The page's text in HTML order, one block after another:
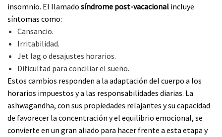
insomnio. El llamado síndrome post-vacacional incluye
síntomas como:
Cansancio.
Irritabilidad.
Jet lag o desajustes horarios.
Dificultad para conciliar el sueño.
Estos cambios responden a la adaptación del cuerpo a los
horarios impuestos y a las responsabilidades diarias. La
ashwagandha, con sus propiedades relajantes y su capacidad
de favorecer la concentración y el equilibrio emocional, se
convierte en un gran aliado para hacer frente a esta etapa y